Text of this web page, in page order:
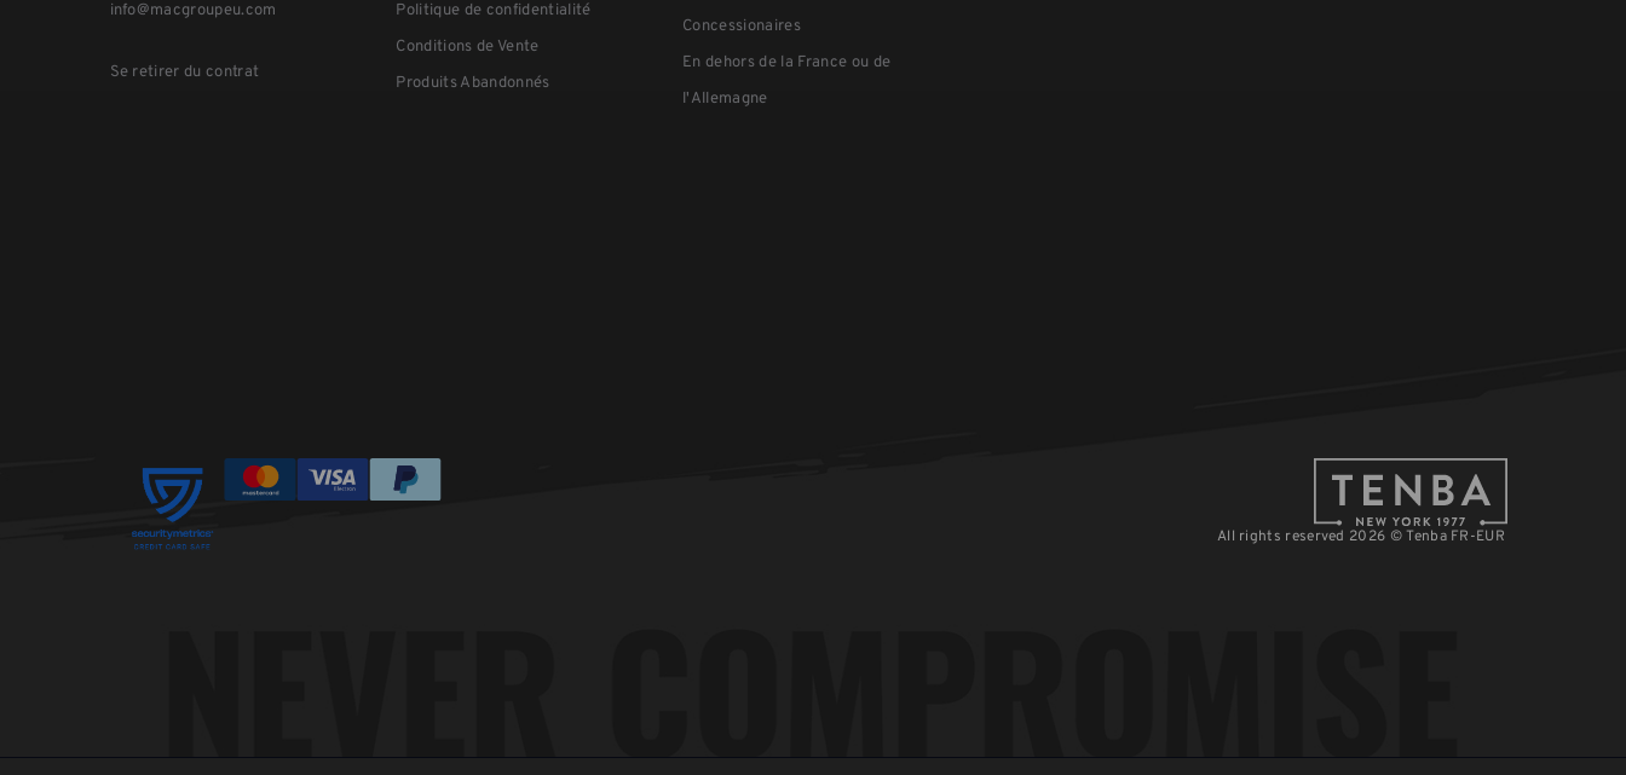
info@macgroupeu.com
Se retirer du contrat
Politique de confidentialité
Conditions de Vente
Produits Abandonnés
Concessionaires
En dehors de la France ou de
l'Allemagne
All rights reserved 2026 © Tenba FR-EUR